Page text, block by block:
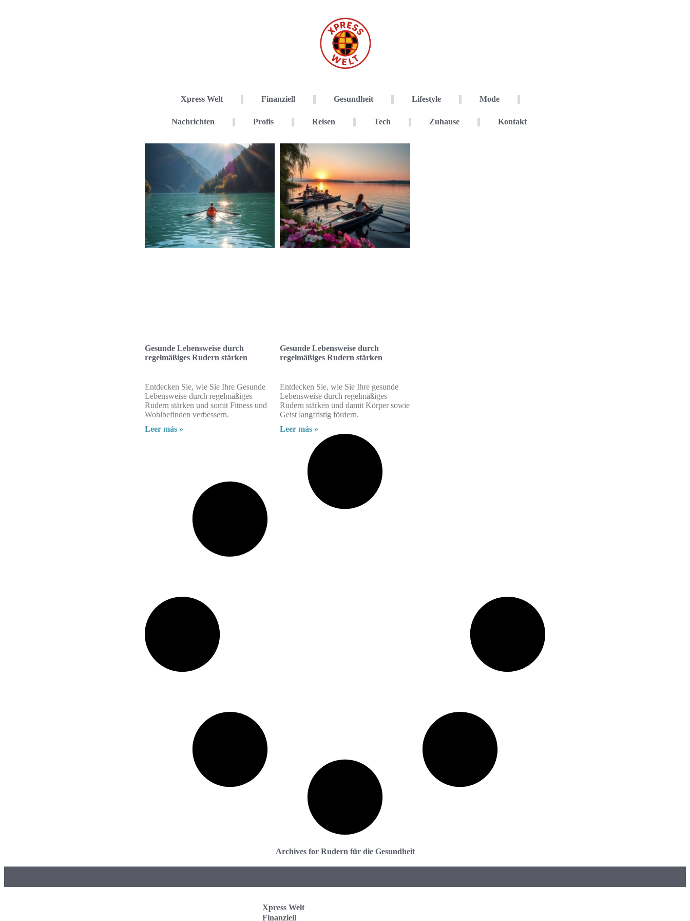
Xpress Welt Finanziell Gesundheit Lifestyle Mode
Nachrichten Profis Reisen Tech Zuhause Kontakt
Gesunde Lebensweise durch
regelmäßiges Rudern stärken
Entdecken Sie, wie Sie Ihre Gesunde
Lebensweise durch regelmäßiges
Rudern stärken und somit Fitness und
Wohlbefinden verbessern.
Leer más »
Gesunde Lebensweise durch
regelmäßiges Rudern stärken
Entdecken Sie, wie Sie Ihre gesunde
Lebensweise durch regelmäßiges
Rudern stärken und damit Körper sowie
Geist langfristig fördern.
Leer más »
Archives for Rudern für die Gesundheit
Xpress Welt
Finanziell